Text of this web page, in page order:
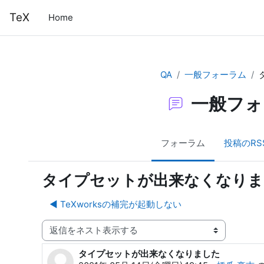
TeX Home
QA 一般フォーラム
一般フ
フォーラム 投稿の
タイプセットが出来なくなり
◀︎ TeXworksの補完が起動しない
表示モード
タイプセットが出来なくなりました
返信数: 35